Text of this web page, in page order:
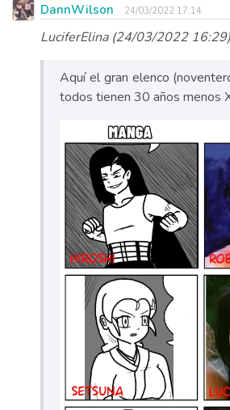
DannWilson 24/03/2022 17:14
LuciferElina (24/03/2022
Aquí el gran elenco
todos tienen 30 años menos